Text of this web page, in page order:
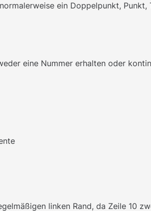
ein Doppelpunkt,
eine Nummer erhalten oder
linken Rand, da Zeile 10